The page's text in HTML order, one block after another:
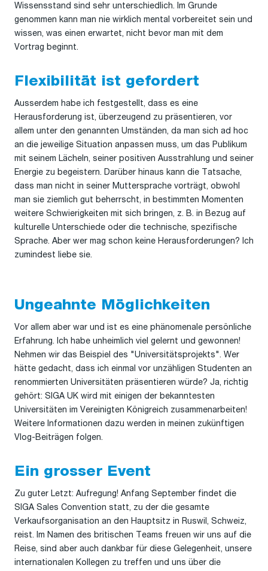
Wissensstand sind sehr unterschiedlich. Im Grunde
genommen kann man nie wirklich mental vorbereitet sein und
wissen, was einen erwartet, nicht bevor man mit dem
Vortrag beginnt.
Flexibilität ist gefordert
Ausserdem habe ich festgestellt, dass es eine
Herausforderung ist, überzeugend zu präsentieren, vor
allem unter den genannten Umständen, da man sich ad hoc
an die jeweilige Situation anpassen muss, um das Publikum
mit seinem Lächeln, seiner positiven Ausstrahlung und seiner
Energie zu begeistern. Darüber hinaus kann die Tatsache,
dass man nicht in seiner Muttersprache vorträgt, obwohl
man sie ziemlich gut beherrscht, in bestimmten Momenten
weitere Schwierigkeiten mit sich bringen, z. B. in Bezug auf
kulturelle Unterschiede oder die technische, spezifische
Sprache. Aber wer mag schon keine Herausforderungen? Ich
zumindest liebe sie.
Ungeahnte Möglichkeiten
Vor allem aber war und ist es eine phänomenale persönliche
Erfahrung. Ich habe unheimlich viel gelernt und gewonnen!
Nehmen wir das Beispiel des "Universitätsprojekts". Wer
hätte gedacht, dass ich einmal vor unzähligen Studenten an
renommierten Universitäten präsentieren würde? Ja, richtig
gehört: SIGA UK wird mit einigen der bekanntesten
Universitäten im Vereinigten Königreich zusammenarbeiten!
Weitere Informationen dazu werden in meinen zukünftigen
Vlog-Beiträgen folgen.
Ein grosser Event
Zu guter Letzt: Aufregung! Anfang September findet die
SIGA Sales Convention statt, zu der die gesamte
Verkaufsorganisation an den Hauptsitz in Ruswil, Schweiz,
reist. Im Namen des britischen Teams freuen wir uns auf die
Reise, sind aber auch dankbar für diese Gelegenheit, unsere
internationalen Kollegen zu treffen und uns über die